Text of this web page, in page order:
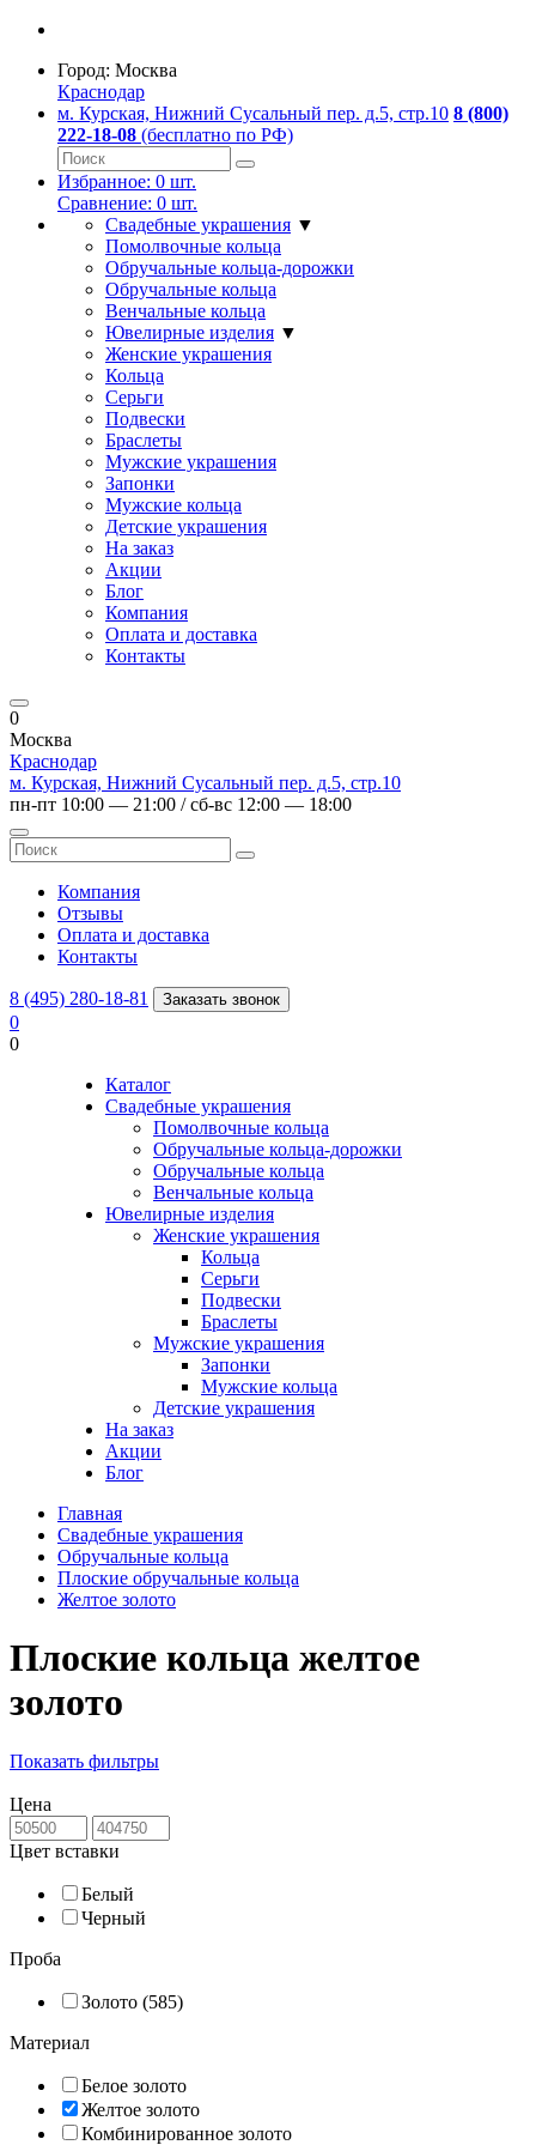
Город: Москва
Краснодар
м. Курская, Нижний Сусальный пер. д.5, стр.10 8 (800)
222-18-08 (бесплатно по РФ)
Избранное: 0 шт.
Сравнение: 0 шт.
Свадебные украшения ▼
Помолвочные кольца
Обручальные кольца-дорожки
Обручальные кольца
Венчальные кольца
Ювелирные изделия ▼
Женские украшения
Кольца
Серьги
Подвески
Браслеты
Мужские украшения
Запонки
Мужские кольца
Детские украшения
На заказ
Акции
Блог
Компания
Оплата и доставка
Контакты
0
Москва
Краснодар
м. Курская, Нижний Сусальный пер. д.5, стр.10
пн-пт 10:00 — 21:00 / сб-вс 12:00 — 18:00
Компания
Отзывы
Оплата и доставка
Контакты
8 (495) 280-18-81 Заказать звонок
0
0
Каталог
Свадебные украшения
Помолвочные кольца
Обручальные кольца-дорожки
Обручальные кольца
Венчальные кольца
Ювелирные изделия
Женские украшения
Кольца
Серьги
Подвески
Браслеты
Мужские украшения
Запонки
Мужские кольца
Детские украшения
На заказ
Акции
Блог
Главная
Свадебные украшения
Обручальные кольца
Плоские обручальные кольца
Желтое золото
Плоские кольца желтое
золото
Показать фильтры
Цена
Цвет вставки
Белый
Черный
Проба
Золото (585)
Материал
Белое золото
Желтое золото
Комбинированное золото